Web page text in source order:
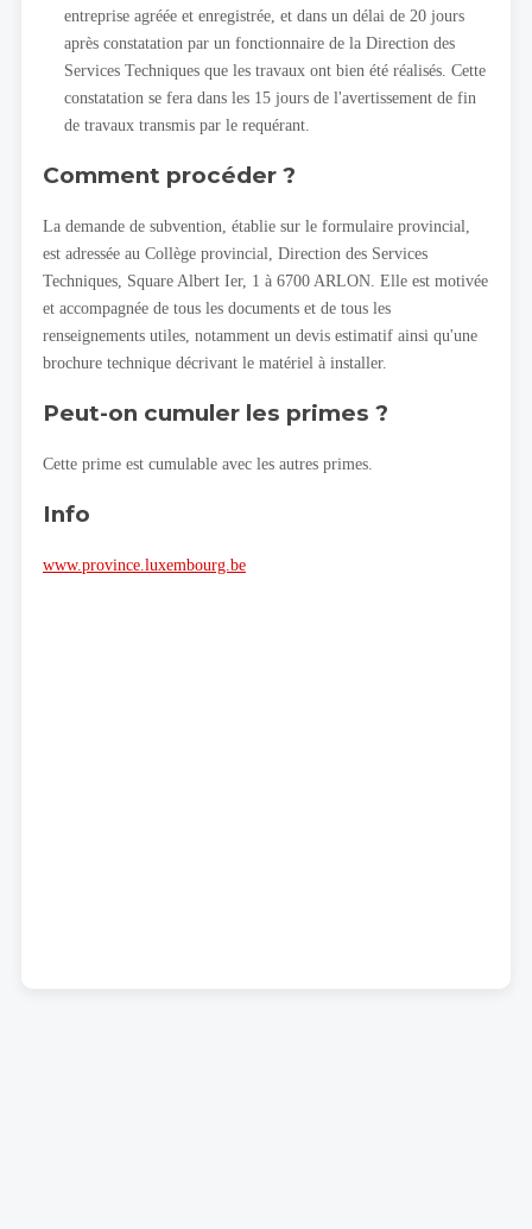
entreprise agréée et enregistrée, et dans un délai de 20 jours
après constatation par un fonctionnaire de la Direction des
Services Techniques que les travaux ont bien été réalisés. Cette
constatation se fera dans les 15 jours de l'avertissement de fin
de travaux transmis par le requérant.
Comment procéder ?
La demande de subvention, établie sur le formulaire provincial,
est adressée au Collège provincial, Direction des Services
Techniques, Square Albert Ier, 1 à 6700 ARLON. Elle est motivée
et accompagnée de tous les documents et de tous les
renseignements utiles, notamment un devis estimatif ainsi qu'une
brochure technique décrivant le matériel à installer.
Peut-on cumuler les primes ?
Cette prime est cumulable avec les autres primes.
Info
www.province.luxembourg.be